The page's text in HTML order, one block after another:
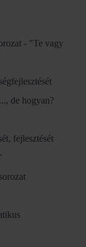
- "Te vagy
de hogyan?
fejlesztését